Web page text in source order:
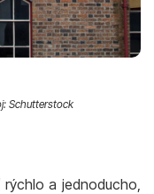
Schutterstock
a jednoducho,